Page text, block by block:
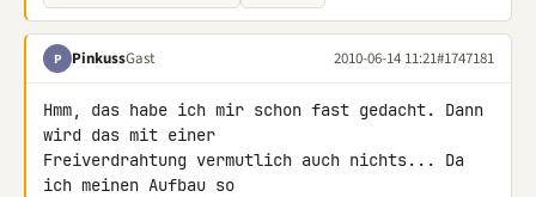
P PinkussGast 2010-06-14 11:21#1747181
Hmm, das habe ich mir schon fast gedacht. Dann
wird das mit einer
Freiverdrahtung vermutlich auch nichts... Da
ich meinen Aufbau so